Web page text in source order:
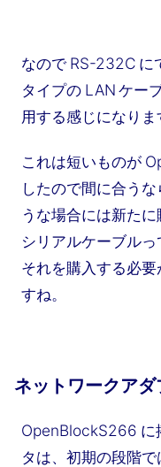
なので RS-232C に
タイプの LAN ケー
用する感じになりま
これは短いものが
したので間に合う
うな場合には新たに
シリアルケーブルっ
それを購入する必
すね。
ネットワークア
OpenBlockS266 に
タは、初期の段階